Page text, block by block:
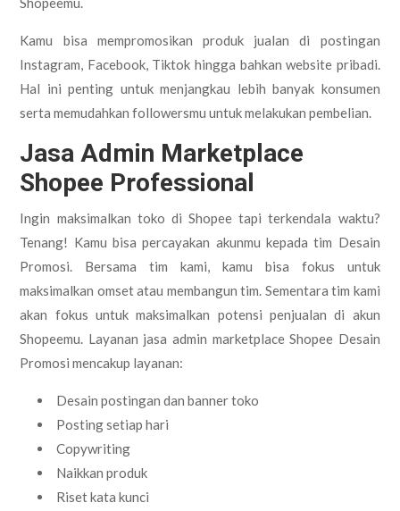
Kamu bisa mempromosikan produk jualan di postingan
Instagram, Facebook, Tiktok hingga bahkan website pribadi.
Hal ini penting untuk menjangkau lebih banyak konsumen
serta memudahkan followersmu untuk melakukan pembelian.
Jasa Admin Marketplace
Shopee Professional
Ingin maksimalkan toko di Shopee tapi terkendala waktu?
Tenang! Kamu bisa percayakan akunmu kepada tim Desain
Promosi. Bersama tim kami, kamu bisa fokus untuk
maksimalkan omset atau membangun tim. Sementara tim kami
akan fokus untuk maksimalkan potensi penjualan di akun
Shopeemu. Layanan jasa admin marketplace Shopee Desain
Promosi mencakup layanan:
Desain postingan dan banner toko
Posting setiap hari
Copywriting
Naikkan produk
Riset kata kunci